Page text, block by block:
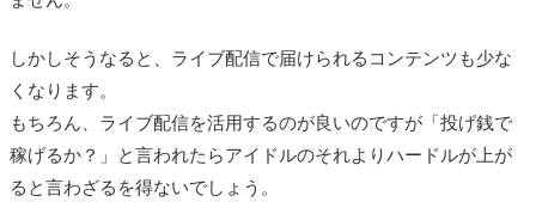
しかしそうなると、ライブ配信で届けられるコンテンツも少な
くなります。
もちろん、ライブ配信を活用するのが良いのですが「投げ銭で
稼げるか？」と言われたらアイドルのそれよりハードルが上が
ると言わざるを得ないでしょう。